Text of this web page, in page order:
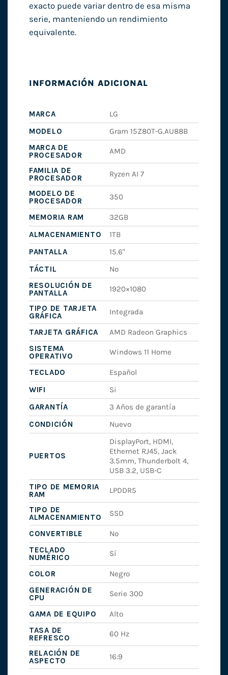
exacto puede variar dentro de esa misma
serie, manteniendo un rendimiento
equivalente.
INFORMACIÓN ADICIONAL
MARCA
LG
MODELO
Gram 15Z80T-G.AU88B
MARCA DE
PROCESADOR
AMD
FAMILIA DE
PROCESADOR
Ryzen AI 7
MODELO DE
PROCESADOR
350
MEMORIA RAM
32GB
ALMACENAMIENTO
1TB
PANTALLA
15.6"
TÁCTIL
No
RESOLUCIÓN DE
PANTALLA
1920×1080
TIPO DE TARJETA
GRÁFICA
Integrada
TARJETA GRÁFICA
AMD Radeon Graphics
SISTEMA
OPERATIVO
Windows 11 Home
TECLADO
Español
WIFI
Si
GARANTÍA
3 Años de garantía
CONDICIÓN
Nuevo
PUERTOS
DisplayPort, HDMI,
Ethernet RJ45, Jack
3.5mm, Thunderbolt 4,
USB 3.2, USB-C
TIPO DE MEMORIA
RAM
LPDDR5
TIPO DE
ALMACENAMIENTO
SSD
CONVERTIBLE
No
TECLADO
NUMÉRICO
Sí
COLOR
Negro
GENERACIÓN DE
CPU
Serie 300
GAMA DE EQUIPO
Alto
TASA DE
REFRESCO
60 Hz
RELACIÓN DE
ASPECTO
16:9